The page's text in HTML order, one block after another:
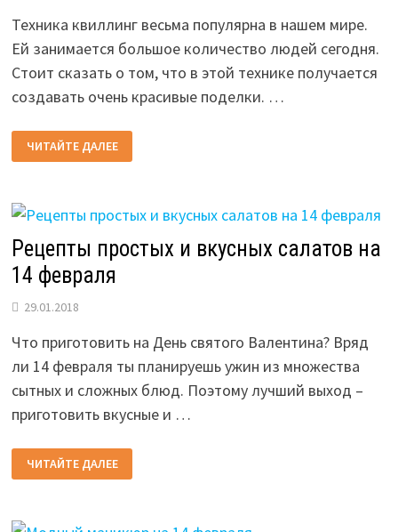
Техника квиллинг весьма популярна в нашем мире.
Ей занимается большое количество людей сегодня.
Стоит сказать о том, что в этой технике получается
создавать очень красивые поделки. …
ВАЛЕНТИНКИ
В
ТЕХНИКЕ
ГОД:
СВОИМИ
ЧИТАЙТЕ ДАЛЕЕ
Рецепты простых и вкусных салатов на
14 февраля
29.01.2018
Что приготовить на День святого Валентина? Вряд
ли 14 февраля ты планируешь ужин из множества
сытных и сложных блюд. Поэтому лучший выход –
приготовить вкусные и …
РЕЦЕПТЫ
ПРОСТЫХ
И
ЧИТАЙТЕ ДАЛЕЕ